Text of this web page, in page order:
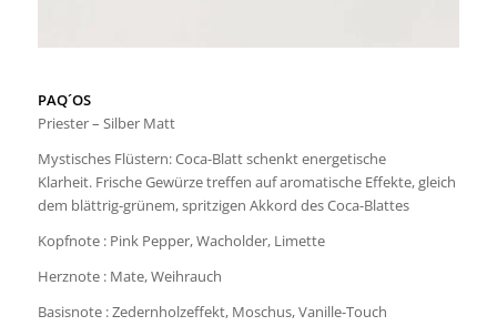
PAQ´OS
Priester – Silber Matt
Mystisches Flüstern: Coca-Blatt schenkt energetische
Klarheit. Frische Gewürze treffen auf aromatische Effekte, gleich
dem blättrig-grünem, spritzigen Akkord des Coca-Blattes
Kopfnote : Pink Pepper, Wacholder, Limette
Herznote : Mate, Weihrauch
Basisnote : Zedernholzeffekt, Moschus, Vanille-Touch